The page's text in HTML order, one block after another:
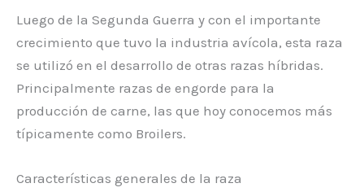
Luego de la Segunda Guerra y con el importante
crecimiento que tuvo la industria avícola, esta raza
se utilizó en el desarrollo de otras razas híbridas.
Principalmente razas de engorde para la
producción de carne, las que hoy conocemos más
típicamente como Broilers.
Características generales de la raza